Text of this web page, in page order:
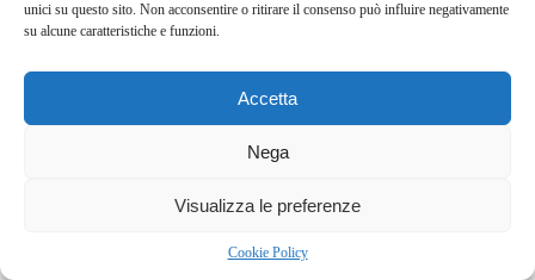
unici su questo sito. Non acconsentire o ritirare il consenso può influire negativamente
su alcune caratteristiche e funzioni.
Accetta
Nega
Visualizza le preferenze
Cookie Policy
qualcuno capace di ascoltare quello che abbiamo da dire
senza esprimere un giudizio.
e, se poi vorrai lasciar perdere, potrai
farlo inqualsiasi momento.